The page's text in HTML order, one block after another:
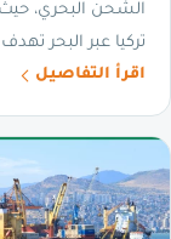
الشحن البحري،
تركيا عبر البحر
اقرأ التفاصيل